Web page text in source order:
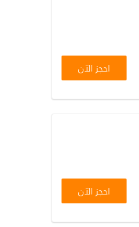
احجز الآن
احجز الآن